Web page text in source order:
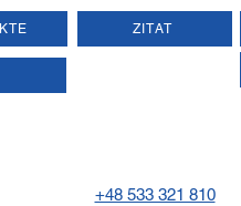
ZITAT
+48 533 321 810